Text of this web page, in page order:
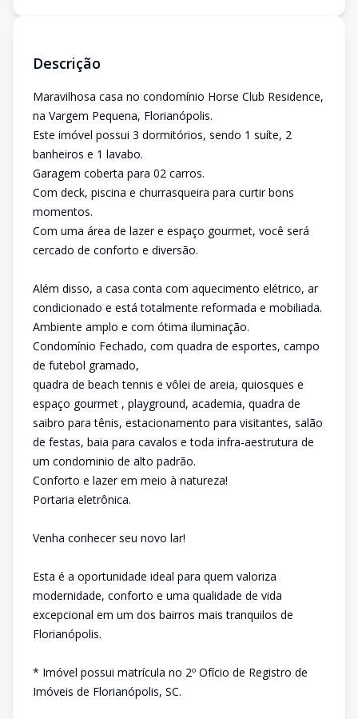
Descrição
Maravilhosa casa no condomínio Horse Club Residence,
na Vargem Pequena, Florianópolis.
Este imóvel possui 3 dormitórios, sendo 1 suíte, 2
banheiros e 1 lavabo.
Garagem coberta para 02 carros.
Com deck, piscina e churrasqueira para curtir bons
momentos.
Com uma área de lazer e espaço gourmet, você será
cercado de conforto e diversão.
Além disso, a casa conta com aquecimento elétrico, ar
condicionado e está totalmente reformada e mobiliada.
Ambiente amplo e com ótima iluminação.
Condomínio Fechado, com quadra de esportes, campo
de futebol gramado,
quadra de beach tennis e vôlei de areia, quiosques e
espaço gourmet , playground, academia, quadra de
saibro para tênis, estacionamento para visitantes, salão
de festas, baia para cavalos e toda infra-aestrutura de
um condominio de alto padrão.
Conforto e lazer em meio à natureza!
Portaria eletrônica.
Venha conhecer seu novo lar!
Esta é a oportunidade ideal para quem valoriza
modernidade, conforto e uma qualidade de vida
excepcional em um dos bairros mais tranquilos de
Florianópolis.
* Imóvel possui matrícula no 2º Ofício de Registro de
Imóveis de Florianópolis, SC.